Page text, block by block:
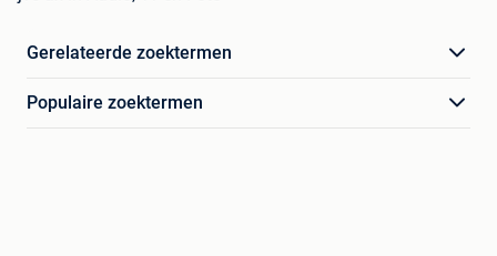
Gerelateerde zoektermen
Populaire zoektermen